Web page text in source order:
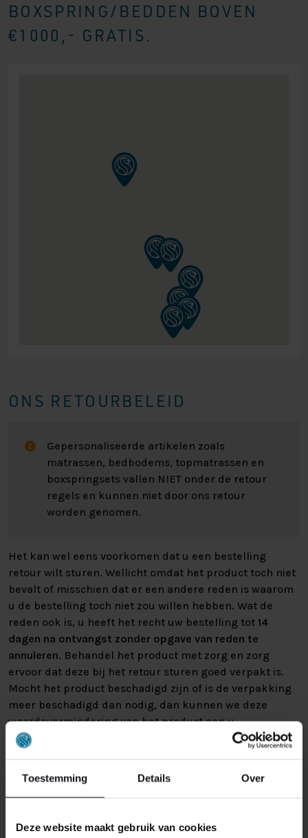
Toestemming Details Over
Deze website maakt gebruik van cookies
BOXSPRING/BEDDEN BOVEN
€1000,- GRATIS.
ONS RETOURBELEID
Gepersonaliseerde artikelen zoals
matrassen, bedbodems, topmatrassen en
boxspringsets vallen NIET onder de retour
regels en kunnen niet door ons retour
worden genomen.
Het kan wel eens voorkomen dat u een bestelling
retour wilt sturen. Wellicht omdat het product toch niet
bevalt of misschien dat er een andere reden is waarom
u de bestelling toch niet zou willen hebben. Wat de
reden ook is, u heeft het recht uw bestelling tot 14
dagen na ontvangst zonder opgave van reden te
annuleren. Behandel het product met zorg en zorg
ervoor dat deze bij het retour sturen goed verpakt is.
Mocht het product beschadigd zijn of is de verpakking
meer beschadigd dan nodig, dan kunnen we deze
waardevermindering van het product aan u
doorberekenen.